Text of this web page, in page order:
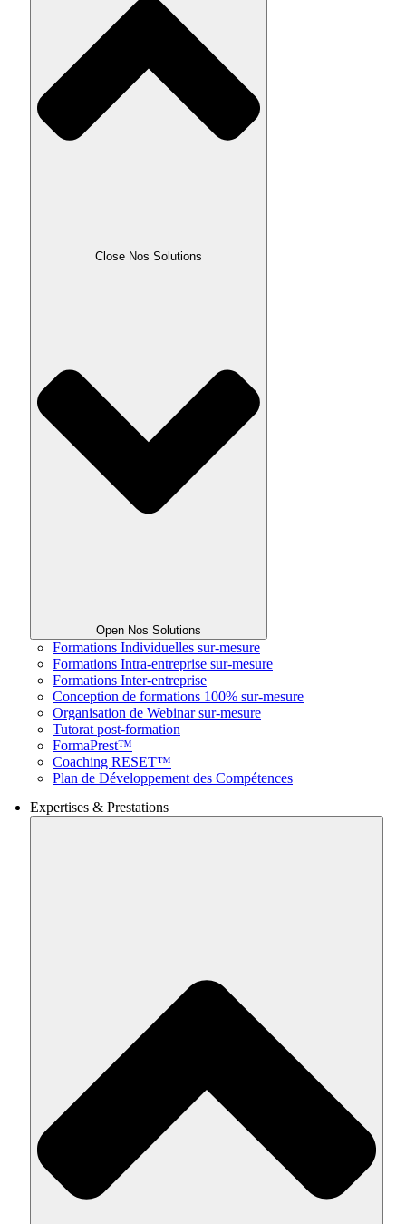
Close Nos Solutions
Open Nos Solutions
Formations Individuelles sur-mesure
Formations Intra-entreprise sur-mesure
Formations Inter-entreprise
Conception de formations 100% sur-mesure
Organisation de Webinar sur-mesure
Tutorat post-formation
FormaPrest™
Coaching RESET™
Plan de Développement des Compétences
Expertises & Prestations